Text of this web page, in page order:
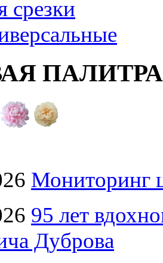
срезки
Мониторинг
95 лет
Дуброва